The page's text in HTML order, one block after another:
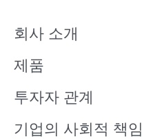
회사 소개
제품
투자자 관계
기업의 사회적 책임